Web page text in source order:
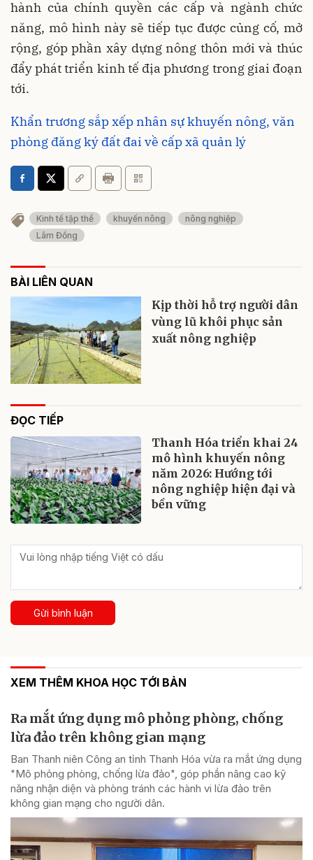
hành của chính quyền các cấp và ngành chức
năng, mô hình này sẽ tiếp tục được củng cố, mở
rộng, góp phần xây dựng nông thôn mới và thúc
đẩy phát triển kinh tế địa phương trong giai đoạn
tới.
Khẩn trương sắp xếp nhân sự khuyến nông, văn
phòng đăng ký đất đai về cấp xã quản lý
Kinh tế tập thể khuyến nông
nông nghiệp
Lâm Đồng
BÀI LIÊN QUAN
Kịp thời hỗ trợ người dân
vùng lũ khôi phục sản
xuất nông nghiệp
ĐỌC TIẾP
Thanh Hóa triển khai 24
mô hình khuyến nông
năm 2026: Hướng tới
nông nghiệp hiện đại và
bền vững
Gửi bình luận
XEM THÊM KHOA HỌC TỚI BẢN
Ra mắt ứng dụng mô phỏng phòng, chống
lừa đảo trên không gian mạng
Ban Thanh niên Công an tỉnh Thanh Hóa vừa ra mắt ứng dụng
"Mô phỏng phòng, chống lừa đảo", góp phần nâng cao kỹ
năng nhận diện và phòng tránh các hành vi lừa đảo trên
không gian mạng cho người dân.